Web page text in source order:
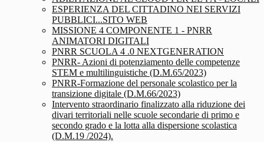
ESPERIENZA DEL CITTADINO NEI SERVIZI
PUBBLICI...SITO WEB
MISSIONE 4 COMPONENTE 1 - PNRR
ANIMATORI DIGITALI
PNRR SCUOLA 4 .0 NEXTGENERATION
PNRR- Azioni di potenziamento delle competenze
STEM e multilinguistiche (D.M.65/2023)
PNRR-Formazione del personale scolastico per la
transizione digitale (D.M.66/2023)
Intervento straordinario finalizzato alla riduzione dei
divari territoriali nelle scuole secondarie di primo e
secondo grado e la lotta alla dispersione scolastica
(D.M.19 /2024).